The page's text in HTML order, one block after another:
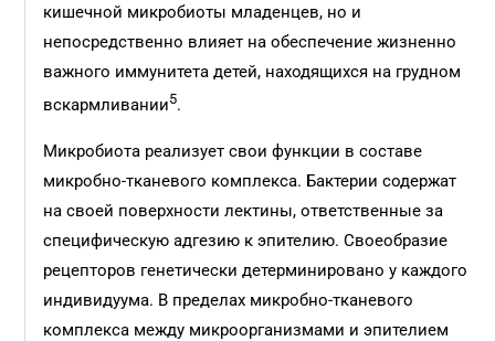
кишечной микробиоты младенцев, но и
непосредственно влияет на обеспечение жизненно
важного иммунитета детей, находящихся на грудном
вскармливании5.
Микробиота реализует свои функции в составе
микробно-тканевого комплекса. Бактерии содержат
на своей поверхности лектины, ответственные за
специфическую адгезию к эпителию. Своеобразие
рецепторов генетически детерминировано у каждого
индивидуума. В пределах микробно-тканевого
комплекса между микроорганизмами и эпителием